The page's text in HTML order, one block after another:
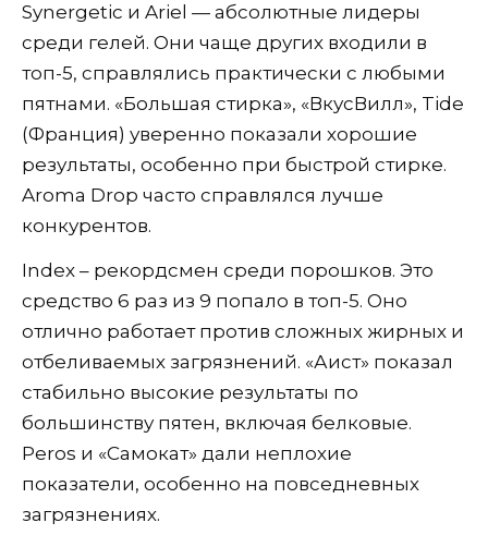
Synergetic и Ariel — абсолютные лидеры
среди гелей. Они чаще других входили в
топ-5, справлялись практически с любыми
пятнами. «Большая стирка», «ВкусВилл», Tide
(Франция) уверенно показали хорошие
результаты, особенно при быстрой стирке.
Aroma Drop часто справлялся лучше
конкурентов.
Index – рекордсмен среди порошков. Это
средство 6 раз из 9 попало в топ-5. Оно
отлично работает против сложных жирных и
отбеливаемых загрязнений. «Аист» показал
стабильно высокие результаты по
большинству пятен, включая белковые.
Peros и «Самокат» дали неплохие
показатели, особенно на повседневных
загрязнениях.